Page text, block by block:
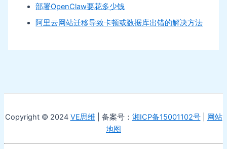
部署OpenClaw要花多少钱
阿里云网站迁移导致卡顿或数据库出错的解决方法
Copyright © 2024 VE思维 | 备案号： 湘ICP备15001102号| 网站
地图